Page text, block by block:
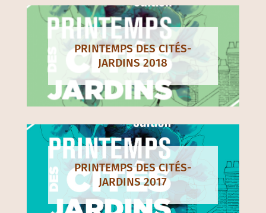
PRINTEMPS DES CITÉS-
JARDINS 2018
PRINTEMPS DES CITÉS-
JARDINS 2017